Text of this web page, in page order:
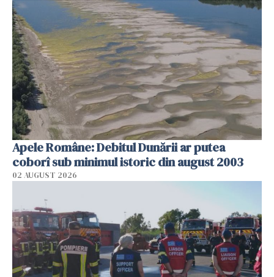
Apele Române: Debitul Dunării ar putea
coborî sub minimul istoric din august 2003
02 AUGUST 2026